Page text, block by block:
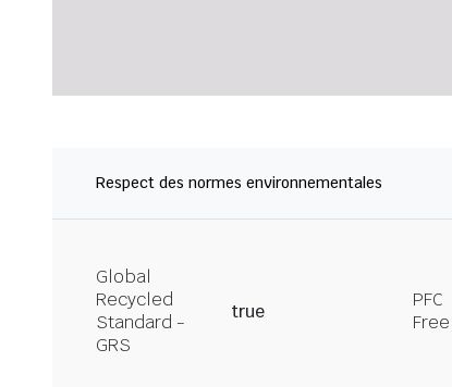
Respect des normes environnementales
Global
Recycled
Standard -
GRS
true
PFC
Free